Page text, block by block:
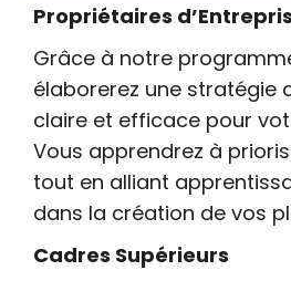
Propriétaires
Grâce à notre
élaborerez une stratégie
claire et efficace pour
Vous apprendrez à
tout en alliant
dans la création de vos
Cadres Supérieurs